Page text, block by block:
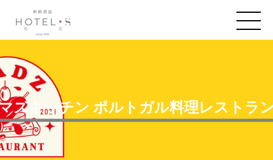
ズキッチン ポルトガル料理レストラ